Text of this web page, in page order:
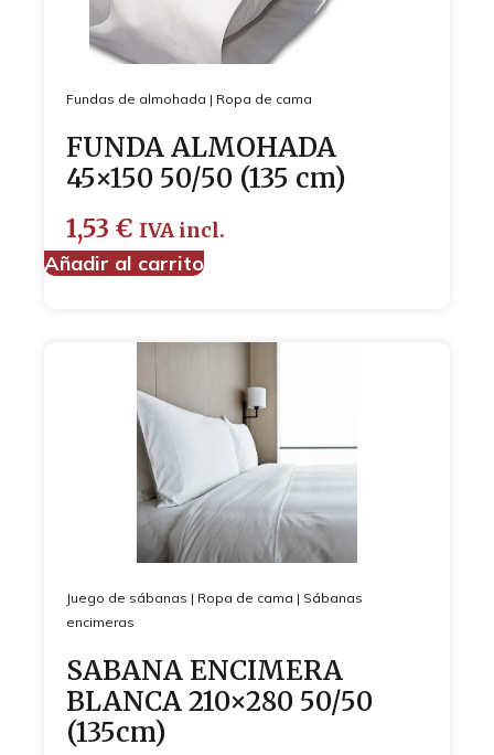
Fundas de almohada | Ropa de cama
FUNDA ALMOHADA
45×150 50/50 (135 cm)
1,53 € IVA incl.
Añadir al carrito
Juego de sábanas | Ropa de cama | Sábanas
encimeras
SABANA ENCIMERA
BLANCA 210×280 50/50
(135cm)